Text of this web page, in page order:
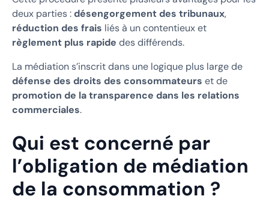
deux parties :désengorgement des tribunaux,
réduction des frais liés à un contentieux et
règlement plus rapide des différends.
La médiation s’inscrit dans une logique plus large de
défense des droits des consommateurs et de
promotion de la transparence dans les relations
commerciales.
Qui est concerné par
l’obligation de médiation
de la consommation ?